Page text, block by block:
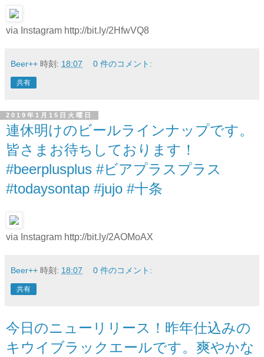
via Instagram http://bit.ly/2HfwVQ8
Beer++ 時刻: 18:07 0 件のコメント:
共有
2019年1月15日火曜日
連休明けのビールラインナップです。
皆さまお待ちしております！
#beerplusplus #ビアプラスプラス
#todaysontap #jujo #十条
via Instagram http://bit.ly/2AOMoAX
Beer++ 時刻: 18:07 0 件のコメント:
共有
今日のニューリリース！昨年仕込みの
キウイブラックエールです。爽やかな